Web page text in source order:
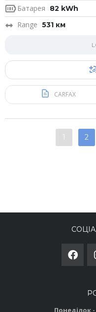
Батарея 82 kWh
Range 531 км
CARFAX
1 2
Понеділок